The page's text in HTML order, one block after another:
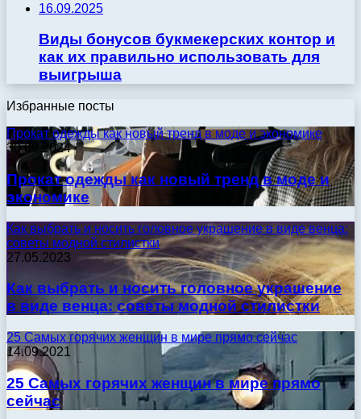
16.09.2025
Виды бонусов букмекерских контор и
как их правильно использовать для
выигрыша
Избранные посты
Прокат одежды как новый тренд в моде и экономике
30.09.2024
Прокат одежды как новый тренд в моде и
экономике
Как выбрать и носить головное украшение в виде венца:
советы модной стилистки
27.05.2023
Как выбрать и носить головное украшение
в виде венца: советы модной стилистки
25 Самых горячих женщин в мире прямо сейчас
14.09.2021
25 Самых горячих женщин в мире прямо
сейчас